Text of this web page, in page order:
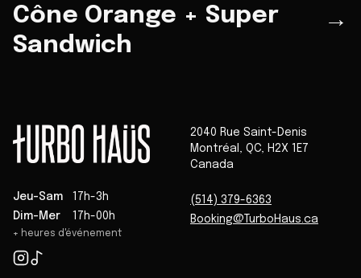
Cône Orange + Super
Sandwich
→
Jeu-Sam
17h-3h
Dim-Mer
17h-00h
+ heures d'événement
2040 Rue Saint-Denis
Montréal , QC, H2X 1E7
Canada
(514) 379-6363
Booking@TurboHaus.ca